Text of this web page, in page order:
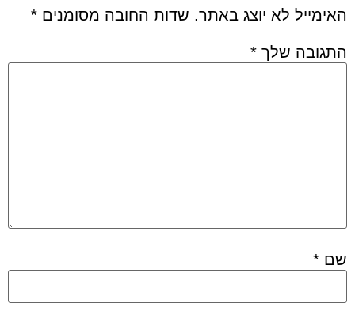
האימייל לא יוצג באתר. שדות החובה מסומנים *
התגובה שלך *
שם *